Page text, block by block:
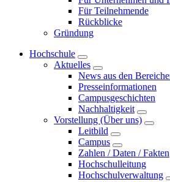
Für Teilnehmende
Rückblicke
Gründung
Hochschule
Aktuelles
News aus den
Presseinformationen
Campusgeschichten
Nachhaltigkeit
Vorstellung (Über uns)
Leitbild
Campus
Zahlen / Daten / Fakten
Hochschulleitung
Hochschulverwaltung